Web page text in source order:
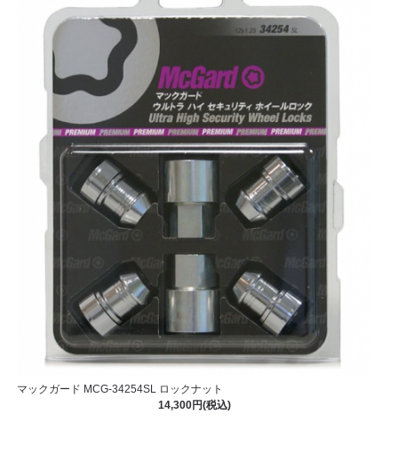
マックガード MCG-34254SL ロックナット
14,300円(税込)